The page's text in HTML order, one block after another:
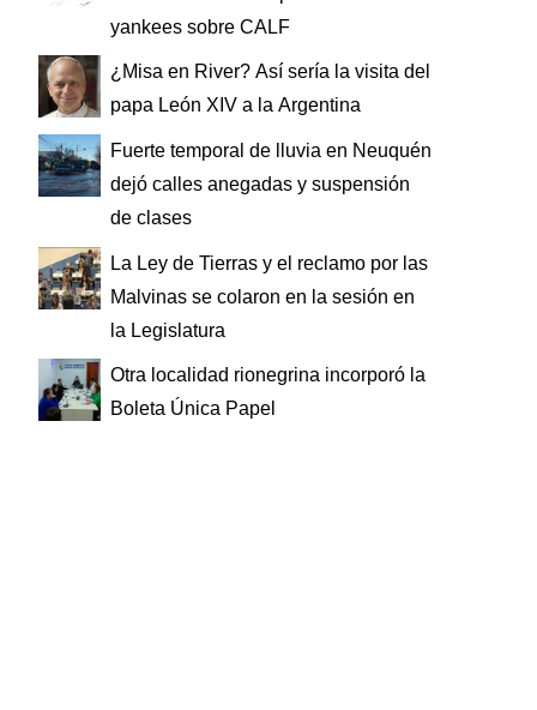
yankees sobre CALF
¿Misa en River? Así sería la visita del
papa León XIV a la Argentina
Fuerte temporal de lluvia en Neuquén
dejó calles anegadas y suspensión
de clases
La Ley de Tierras y el reclamo por las
Malvinas se colaron en la sesión en
la Legislatura
Otra localidad rionegrina incorporó la
Boleta Única Papel